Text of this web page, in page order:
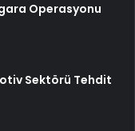
Operasyonu
Sektörü Tehdit